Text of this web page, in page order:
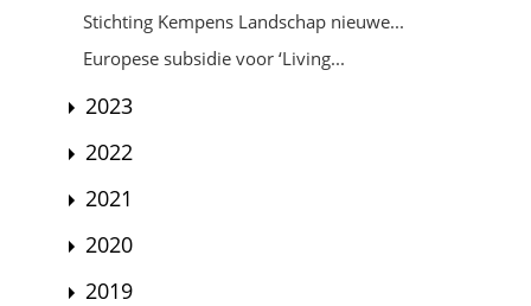
Stichting Kempens Landschap nieuwe...
Europese subsidie voor ‘Living...
2023
2022
2021
2020
2019